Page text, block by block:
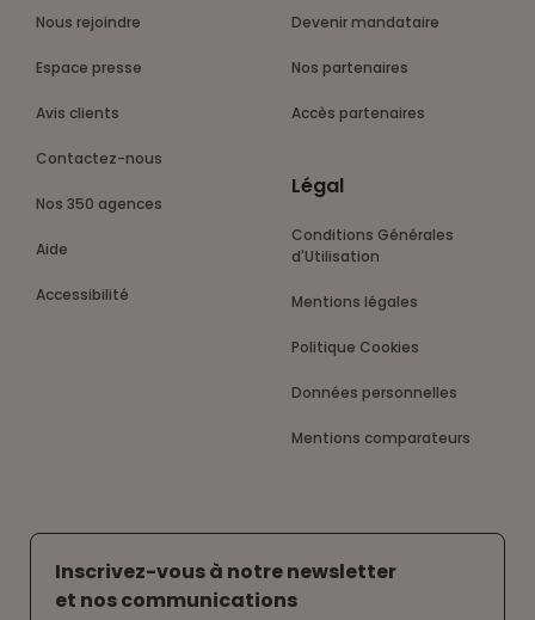
Nous rejoindre
Espace presse
Avis clients
Contactez-nous
Nos 350 agences
Aide
Accessibilité
Devenir mandataire
Nos partenaires
Accès partenaires
Légal
Conditions Générales
d'Utilisation
Mentions légales
Politique Cookies
Données personnelles
Mentions comparateurs
Inscrivez-vous à notre newsletter
et nos communications